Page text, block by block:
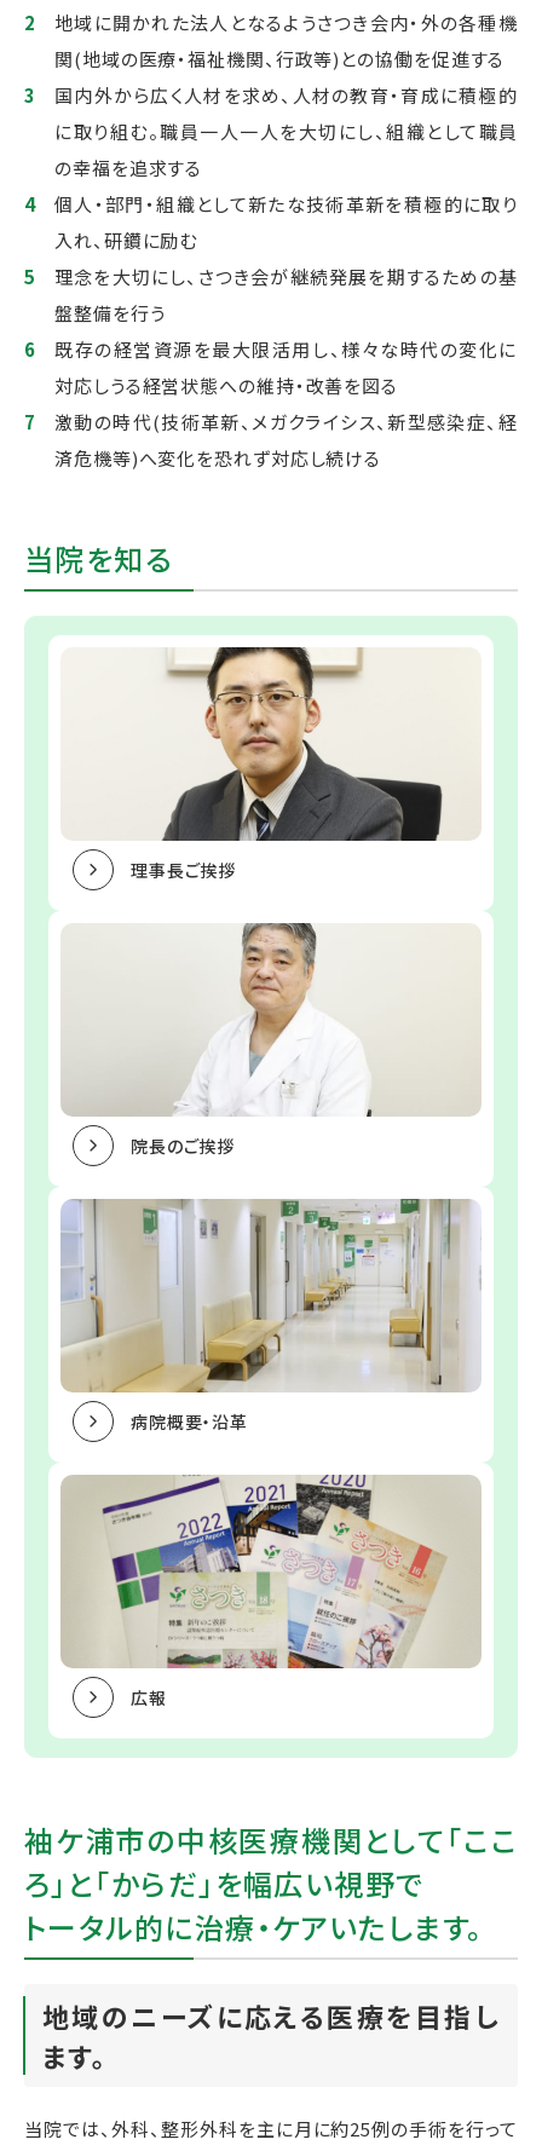
地域に開かれた法人となるようさつき会内・外の各種機
関(地域の医療・福祉機関、行政等)との協働を促進する
国内外から広く人材を求め、人材の教育・育成に積極的
に取り組む。職員一人一人を大切にし、組織として職員
の幸福を追求する
個人・部門・組織として新たな技術革新を積極的に取り
入れ、研鑽に励む
理念を大切にし、さつき会が継続発展を期するための基
盤整備を行う
既存の経営資源を最大限活用し、様々な時代の変化に
対応しうる経営状態への維持・改善を図る
激動の時代(技術革新、メガクライシス、新型感染症、経
済危機等)へ変化を恐れず対応し続ける
当院を知る
理事長ご挨拶
院長のご挨拶
病院概要・沿革
広報
袖ケ浦市の中核医療機関として「ここ
ろ」と「からだ」を幅広い視野で
トータル的に治療・ケアいたします。
地域のニーズに応える医療を目指し
ます。
当院では、外科、整形外科を主に月に約25例の手術を行って